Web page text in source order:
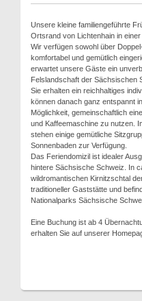
Unsere kleine familiengeführte
Ortsrand von Lichtenhain in
Wir verfügen sowohl über
komfortabel und gemütlich
erwartet unsere Gäste ein
Felslandschaft der Sächsischen
Sie erhalten ein reichhaltiges
können danach ganz entspannt
Möglichkeit, gemeinschaftlich
und Kaffeemaschine zu nutzen.
stehen einige gemütliche
Sonnenbaden zur Verfügung.
Das Feriendomizil ist idealer
hintere Sächsische Schweiz. In
wildromantischen Kirnitzschtal
traditioneller Gaststätte und
Nationalparks Sächsische
Eine Buchung ist ab 4
erhalten Sie auf unserer